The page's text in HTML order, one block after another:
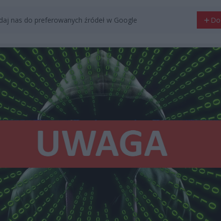
nas do preferowanych źródeł w Google